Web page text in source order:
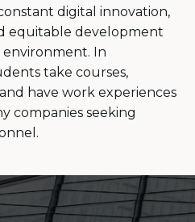
digital innovation,
equitable development
environment. In
take courses,
have work experiences
companies seeking